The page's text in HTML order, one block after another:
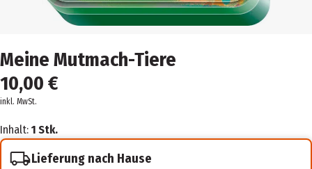
Meine Mutmach-Tiere
10,00 €
inkl. MwSt.
Inhalt: 1 Stk.
Lieferung nach Hause